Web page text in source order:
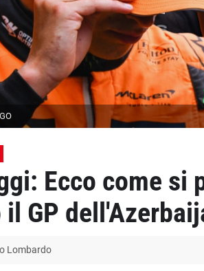
Ecco come
il GP
Lombardo